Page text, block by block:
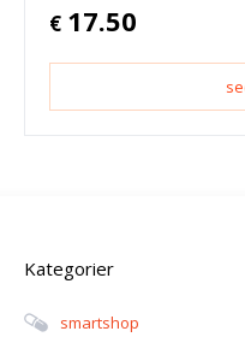
€ 17.50
Kategorier
Smartshop